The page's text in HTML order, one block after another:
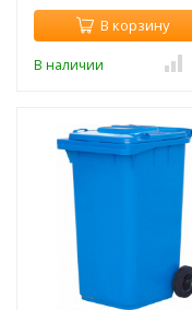
В корзину
В наличии